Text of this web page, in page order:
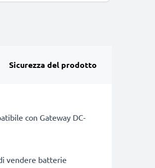
Sicurezza del prodotto
con Gateway DC-
vendere batterie